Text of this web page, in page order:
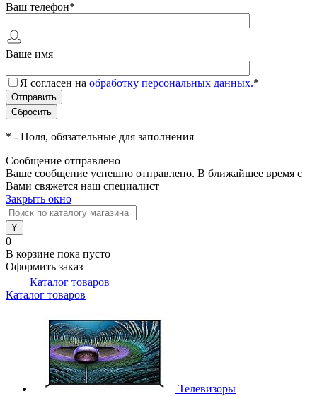
Ваш телефон*
Ваше имя
Я согласен на обработку персональных данных.*
* - Поля, обязательные для заполнения
Сообщение отправлено
Ваше сообщение успешно отправлено. В ближайшее время с
Вами свяжется наш специалист
Закрыть окно
0
В корзине пока пусто
Оформить заказ
Каталог товаров
Каталог товаров
Телевизоры